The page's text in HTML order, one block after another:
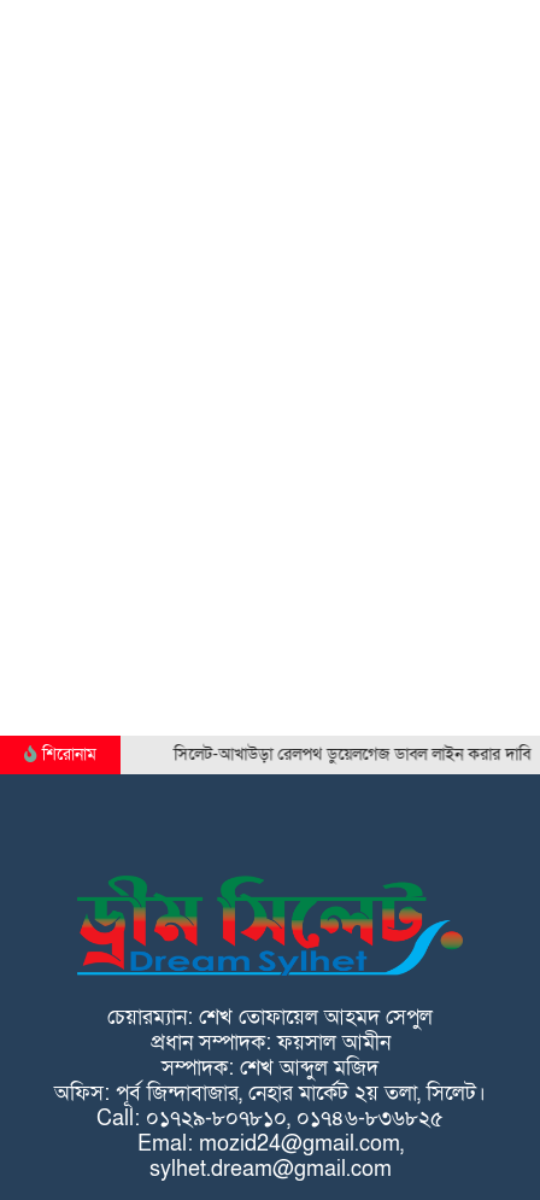
শিরোনাম সিলেট-আখাউড়া রেলপথ ডুয়েলগেজ ডাবল লাইন করার দাবি সিলেট…
চেয়ারম্যান: শেখ তোফায়েল আহমদ সেপুল
প্রধান সম্পাদক: ফয়সাল আমীন
সম্পাদক: শেখ আব্দুল মজিদ
অফিস: পূর্ব জিন্দাবাজার, নেহার মার্কেট ২য় তলা, সিলেট।
Call: ০১৭২৯-৮০৭৮১০, ০১৭৪৬-৮৩৬৮২৫
Emal: mozid24@gmail.com,
sylhet.dream@gmail.com